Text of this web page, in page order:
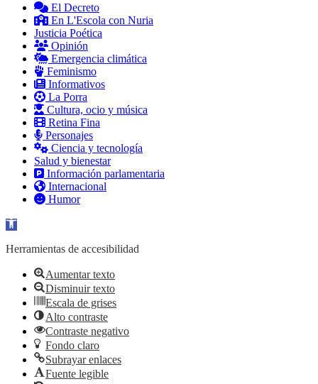
El Decreto
En L'Escola con Nuria
Justicia Poética
Opinión
Emergencia climática
Feminismo
Informativos
La Porra
Cultura, ocio y música
Retina Fina
Personajes
Ciencia y tecnología
Salud y bienestar
Información parlamentaria
Internacional
Humor
Abrir barra de herramientas
Herramientas de accesibilidad
Aumentar texto
Disminuir texto
Escala de grises
Alto contraste
Contraste negativo
Fondo claro
Subrayar enlaces
Fuente legible